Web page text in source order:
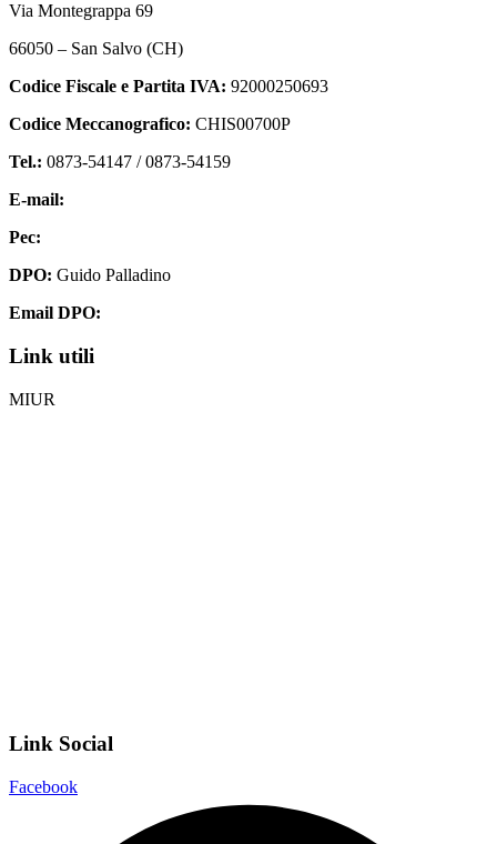
Via Montegrappa 69
66050 – San Salvo (CH)
Codice Fiscale e Partita IVA: 92000250693
Codice Meccanografico: CHIS00700P
Tel.: 0873-54147 /0873-54159
E-mail:
Pec:
DPO: Guido Palladino
Email DPO:
Link utili
MIUR
Link Social
Facebook